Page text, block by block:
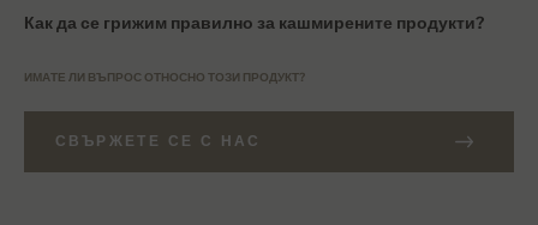
Как да се грижим правилно за кашмирените продукти?
ИМАТЕ ЛИ ВЪПРОС ОТНОСНО ТОЗИ ПРОДУКТ?
СВЪРЖЕТЕ СЕ С НАС